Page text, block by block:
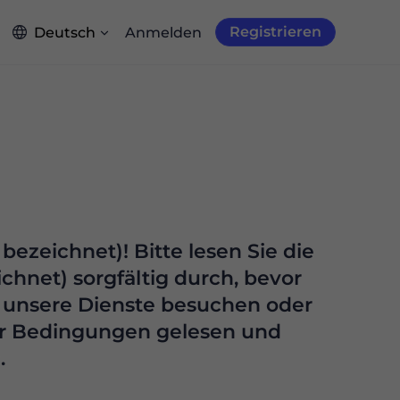
Deutsch Anmelden Registrieren
Bitte lesen Sie die
sorgfältig durch, bevor
Dienste besuchen oder
Bedingungen gelesen und